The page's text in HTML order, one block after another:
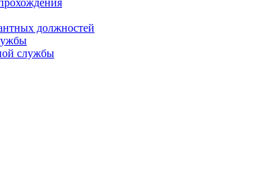
должностей
службы